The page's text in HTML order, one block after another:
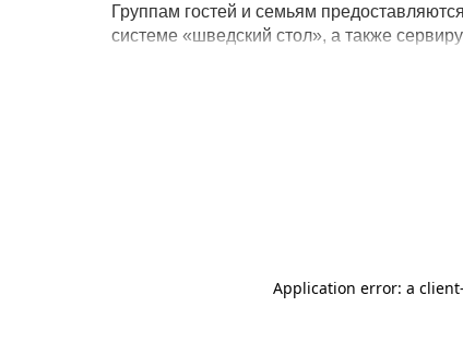
Группам гостей и семьям
системе «шведский стол», а также
могут отдохнуть в баре или